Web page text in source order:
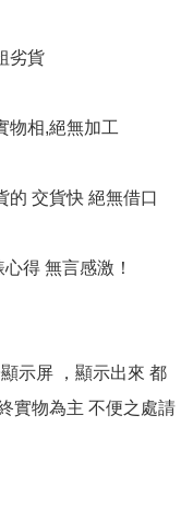
劣貨
物相,絕無加工
的 交貨快 絕無借口
得 無言感激！
示屏 ，顯示出來 都
實物為主 不便之處請